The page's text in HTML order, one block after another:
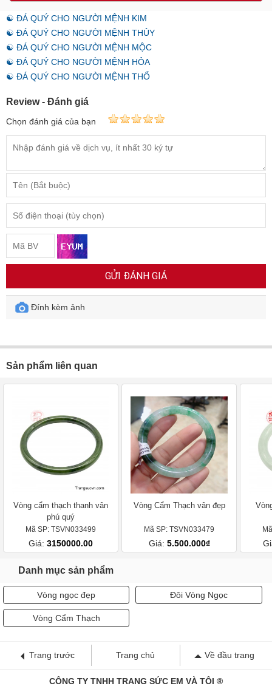
☯ ĐÁ QUÝ CHO NGƯỜI MỆNH KIM
☯ ĐÁ QUÝ CHO NGƯỜI MỆNH THỦY
☯ ĐÁ QUÝ CHO NGƯỜI MỆNH MỘC
☯ ĐÁ QUÝ CHO NGƯỜI MỆNH HỎA
☯ ĐÁ QUÝ CHO NGƯỜI MỆNH THỔ
Review - Đánh giá
Chọn đánh giá của bạn
GỬI ĐÁNH GIÁ
Đính kèm ảnh
Sản phẩm liên quan
Vòng cẩm thạch thanh vân
phú quý
Mã SP: TSVN033499
Giá: 3150000.00
Vòng Cẩm Thạch vân đẹp
Mã SP: TSVN033479
Giá: 5.500.000₫
Danh mục sản phẩm
Vòng ngọc đẹp Đôi Vòng Ngọc
Vòng Cẩm Thạch
Trang trước Trang chủ Về đầu trang
CÔNG TY TNHH TRANG SỨC EM VÀ TÔI ®